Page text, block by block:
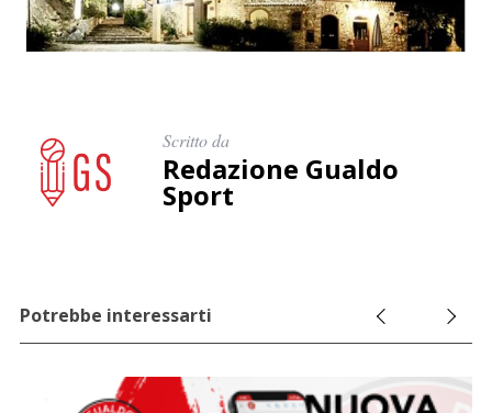
Scritto da
Redazione Gualdo
Sport
Potrebbe interessarti